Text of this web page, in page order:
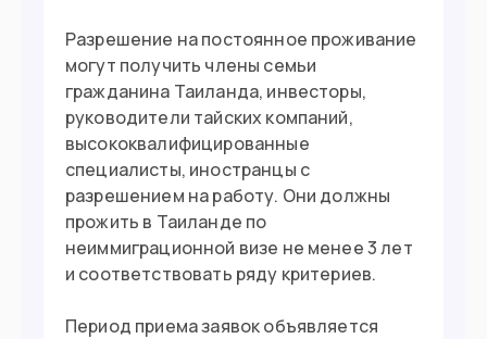
Разрешение на постоянное проживание
могут получить члены семьи
гражданина Таиланда, инвесторы,
руководители тайских компаний,
высококвалифицированные
специалисты, иностранцы с
разрешением на работу. Они должны
прожить в Таиланде по
неиммиграционной визе не менее 3 лет
и соответствовать ряду критериев.
Период приема заявок объявляется